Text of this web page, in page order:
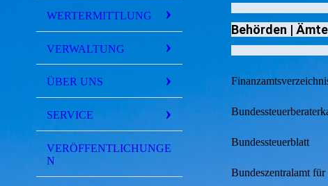
WERTERMITTLUNG
VERWALTUNG
ÜBER UNS
SERVICE
VERÖFFENTLICHUNGE
N
Behörden |
Bundessteuerblatt
Bundeszentralamt für